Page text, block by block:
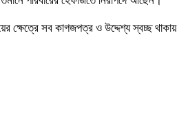
ক্ষেত্রে সব কাগজপত্র ও উদ্দেশ্য স্বচ্ছ থাকায়